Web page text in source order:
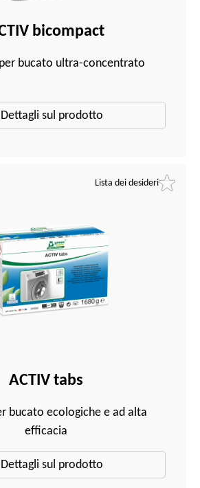
bicompact
bucato ultra-concentrato
Dettagli sul prodotto
Lista dei desideri
ACTIV tabs
bucato ecologiche e ad alta
efficacia
Dettagli sul prodotto